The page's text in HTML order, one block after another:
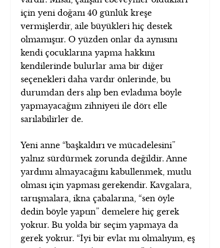
için yeni doğanı 40 günlük kreşe
vermişlerdir, aile büyükleri hiç destek
olmamıştır. O yüzden onlar da aynısını
kendi çocuklarına yapma hakkını
kendilerinde bulurlar ama bir diğer
seçenekleri daha vardır önlerinde, bu
durumdan ders alıp ben evladıma böyle
yapmayacağım zihniyeti ile dört elle
sarılabilirler de.
Yeni anne “başkaldırı ve mücadelesini”
yalnız sürdürmek zorunda değildir. Anne
yardımı almayacağını kabullenmek, mutlu
olması için yapması gerekendir. Kavgalara,
tartışmalara, ikna çabalarına, “sen öyle
dedin böyle yaptın” demelere hiç gerek
yoktur. Bu yolda bir seçim yapmaya da
gerek yoktur. “İyi bir evlat mı olmalıyım, eş